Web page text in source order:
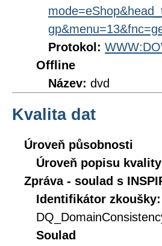
Protokol:
Offline
Název: dvd
Kvalita dat
Úroveň působnosti
Úroveň popisu
Zpráva - soulad s
Identifikátor zkoušky:
Soulad